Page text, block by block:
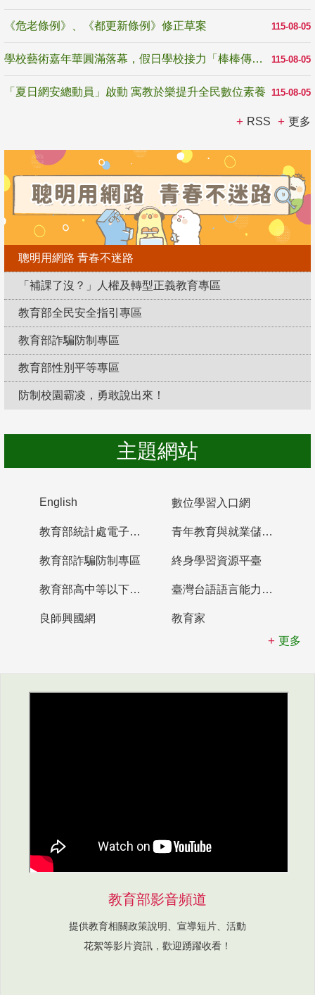
115-08-05
《危老條例》、《都更新條例》修正草案
115-08-05
學校藝術嘉年華圓滿落幕，假日學校接力「棒棒傳美感」
115-08-05
「夏日網安總動員」啟動 寓教於樂提升全民數位素養
RSS 更多
聰明用網路 青春不迷路
「補課了沒？」人權及轉型正義教育專區
教育部全民安全指引專區
教育部詐騙防制專區
教育部性別平等專區
防制校園霸凌，勇敢說出來！
主題網站
English 數位學習入口網
教育部統計處電子書櫃 青年教育與就業儲蓄帳戶
教育部詐騙防制專區 終身學習資源平臺
教育部高中等以下學校及幼兒園教師資格檢定考試 臺灣台語語言能力認證網站
良師興國網
教育家
更多
教育部影音頻道
提供教育相關政策說明、宣導短片、活動
花絮等影片資訊，歡迎踴躍收看！